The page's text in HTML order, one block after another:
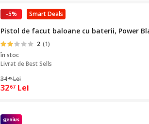
Smart Deals
-5%
Pistol de facut baloane cu baterii, Power
2 (1)
în stoc
Livrat deBest Sells
3446 Lei
3267 Lei